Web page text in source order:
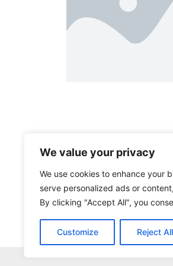
We value your privacy
We use cookies to enhance your
serve personalized ads or
By clicking "Accept All", you
Customize Reject All
La sculpture que l’on aperçoit
Merci à lui.